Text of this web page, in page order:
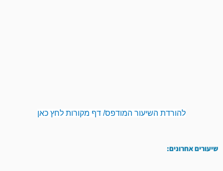
להורדת השיעור המודפס/ דף מקורות לחץ כאן
שיעורים אחרונים: